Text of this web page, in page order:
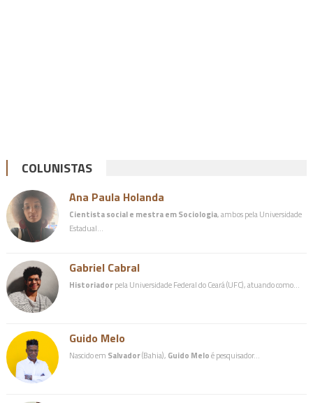
COLUNISTAS
Ana Paula Holanda
Cientista social e mestra em Sociologia, ambos pela Universidade
Estadual…
Gabriel Cabral
Historiadorpela Universidade Federal do Ceará (UFC), atuando como…
Guido Melo
Nascido em Salvador(Bahia), Guido Meloé pesquisador…